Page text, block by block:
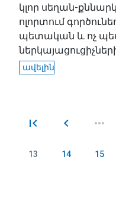
կլոր սեղան-
ոլորտում
պետական և ոչ
ավելին
Էջեր
13 14 15